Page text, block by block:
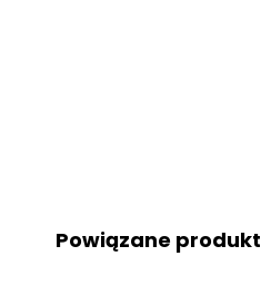
Powiązane